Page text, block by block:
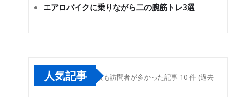
エアロバイクに乗りながら二の腕筋トレ3選
人気記事 最も訪問者が多かった記事 10 件 (過去